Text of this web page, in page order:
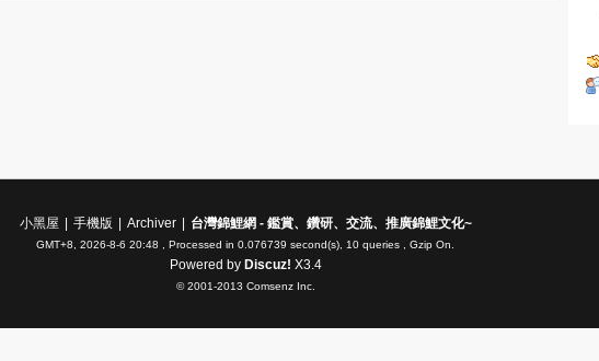
小黑屋 手機版 Archiver 台灣錦鯉網 - 鑑賞、鑽研、交流、推廣錦鯉文化~
GMT+8, 2026-8-6 20:48 , Processed in 0.076739 second(s), 10 queries , Gzip On.
Powered by Discuz! X3.4
© 2001-2013 Comsenz Inc.